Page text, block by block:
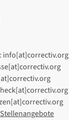
info[at]correctiv.org
Stellenangebote